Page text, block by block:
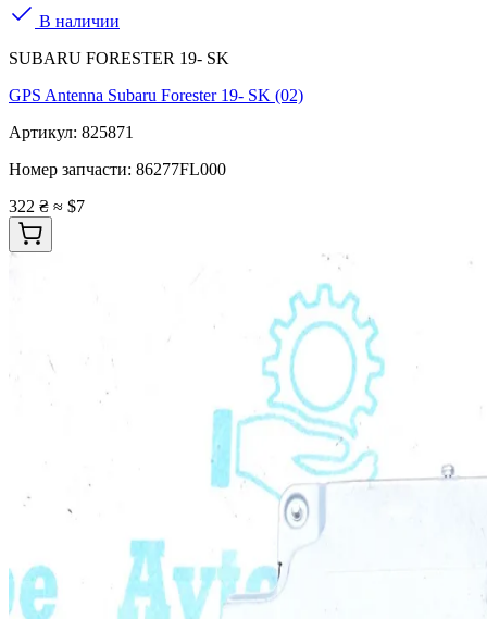
В наличии
SUBARU FORESTER 19- SK
GPS Antenna Subaru Forester 19- SK (02)
Артикул: 825871
Номер запчасти: 86277FL000
322 ₴ ≈ $7